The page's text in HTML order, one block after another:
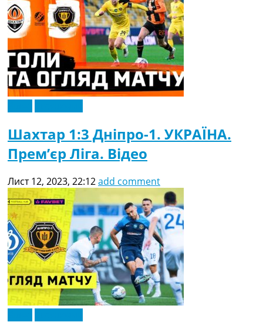
Шахтар 1:3 Дніпро-1. УКРАЇНА.
Прем’єр Ліга. Відео
Лист 12, 2023, 22:12add comment